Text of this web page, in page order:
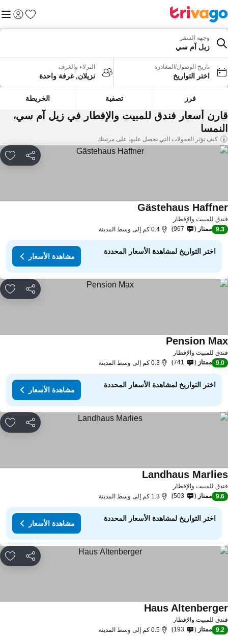
المفضلة
تسجيل
وجهة السفر
زيل آم سي
تاريخ الوصول/المغادرة
اختر التواريخ
النزلاء والغرف
نزيلان, غرفة واحدة
فرز تصفية الخريطة
أسعار فندق للمبيت والإفطار في زيل آم سي،
كيف تؤثر العمولات التي نحصل عليها على مرتبتك
مشاركة
للمبيت والإفطار
Gästehausمشاهدة الأسعار
9.3 ممتاز 967 0.4 كم إلى وسط المدينة
اختر التواريخ لمشاهدة الأسعار المحددة
مشاهدة الأسعار
مشاركة
للمبيت والإفطار
Pensionمشاهدة الأسعار
9.0 ممتاز 741 0.3 كم إلى وسط المدينة
اختر التواريخ لمشاهدة الأسعار المحددة
مشاهدة الأسعار
مشاركة
للمبيت والإفطار
Landhausمشاهدة الأسعار
9.6 ممتاز 503 1.3 كم إلى وسط المدينة
اختر التواريخ لمشاهدة الأسعار المحددة
مشاهدة الأسعار
مشاركة
للمبيت والإفطار
Hausمشاهدة الأسعار
9.2 ممتاز 193 0.5 كم إلى وسط المدينة